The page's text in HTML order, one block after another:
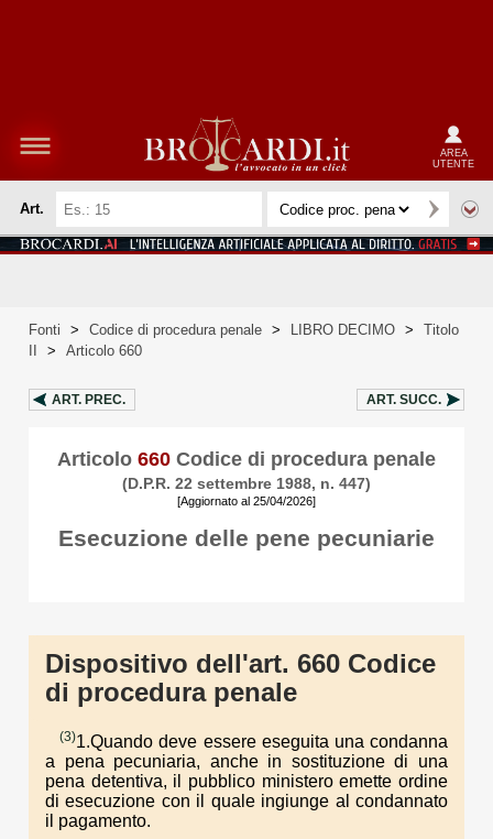
AREA
UTENTE
Art.
Fonti > Codice di procedura penale > LIBRO DECIMO >
Titolo
> Articolo 660
ART. PREC. ART. SUCC.
Articolo 660 Codice di procedura penale
(D.P.R. 22 settembre 1988, n. 447)
[Aggiornato al 25/04/2026]
Esecuzione delle pene pecuniarie
Dispositivo dell'art. 660 Codice
di procedura penale
(3)1.Quando deve essere eseguita una condanna
a pena pecuniaria, anche in sostituzione di una
pena detentiva, il pubblico ministero emette ordine
di esecuzione con il quale ingiunge al condannato
il pagamento.